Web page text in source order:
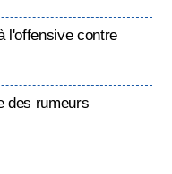
l'offensive contre
des rumeurs